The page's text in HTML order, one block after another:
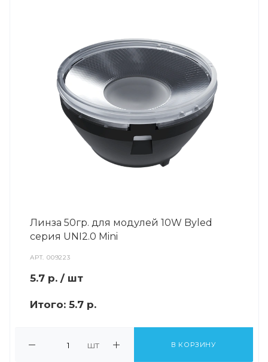
Линза 50гр. для модулей 10W Byled
серия UNI2.0 Mini
АРТ.009223
5.7 р. / шт
Итого: 5.7 р.
шт В КОРЗИНУ